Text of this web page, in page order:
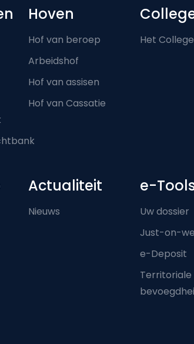
Hoven
Hof van beroep
Arbeidshof
Hof van assisen
Hof van Cassatie
Het College
Actualiteit
Nieuws
e-
Uw dossier
Just-on-
e-Deposit
Territoriale